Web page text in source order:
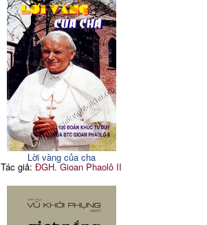
Lời vàng của cha
Tác giả:ĐGH. Gioan Phaolô II